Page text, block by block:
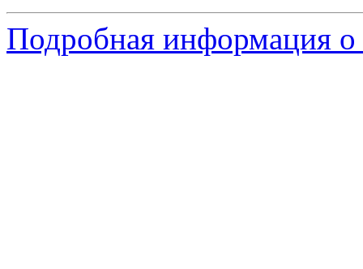
Подробная информация о